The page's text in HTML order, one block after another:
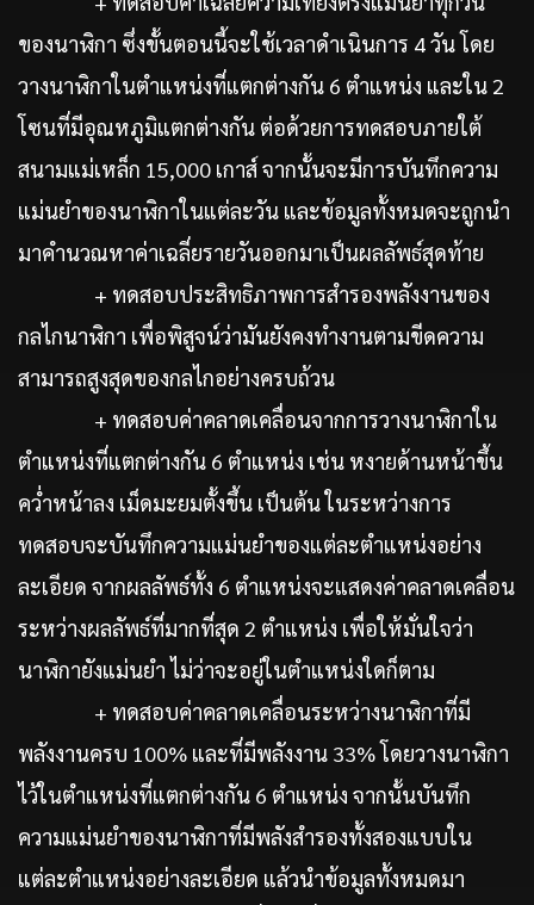
ของนาฬิกา ซึ่งขั้นตอนนี้จะใช้เวลาดำเนินการ 4 วัน โดย
วางนาฬิกาในตำแหน่งที่แตกต่างกัน 6 ตำแหน่ง และใน 2
โซนที่มีอุณหภูมิแตกต่างกัน ต่อด้วยการทดสอบภายใต้
สนามแม่เหล็ก 15,000 เกาส์ จากนั้นจะมีการบันทึกความ
แม่นยำของนาฬิกาในแต่ละวัน และข้อมูลทั้งหมดจะถูกนำ
มาคำนวณหาค่าเฉลี่ยรายวันออกมาเป็นผลลัพธ์สุดท้าย
+ ทดสอบประสิทธิภาพการสำรองพลังงานของ
กลไกนาฬิกา เพื่อพิสูจน์ว่ามันยังคงทำงานตามขีดความ
สามารถสูงสุดของกลไกอย่างครบถ้วน
+ ทดสอบค่าคลาดเคลื่อนจากการวางนาฬิกาใน
ตำแหน่งที่แตกต่างกัน 6 ตำแหน่ง เช่น หงายด้านหน้าขึ้น
คว่ำหน้าลง เม็ดมะยมตั้งขึ้น เป็นต้น ในระหว่างการ
ทดสอบจะบันทึกความแม่นยำของแต่ละตำแหน่งอย่าง
ละเอียด จากผลลัพธ์ทั้ง 6 ตำแหน่งจะแสดงค่าคลาดเคลื่อน
ระหว่างผลลัพธ์ที่มากที่สุด 2 ตำแหน่ง เพื่อให้มั่นใจว่า
นาฬิกายังแม่นยำ ไม่ว่าจะอยู่ในตำแหน่งใดก็ตาม
+ ทดสอบค่าคลาดเคลื่อนระหว่างนาฬิกาที่มี
พลังงานครบ 100% และที่มีพลังงาน 33% โดยวางนาฬิกา
ไว้ในตำแหน่งที่แตกต่างกัน 6 ตำแหน่ง จากนั้นบันทึก
ความแม่นยำของนาฬิกาที่มีพลังสำรองทั้งสองแบบใน
แต่ละตำแหน่งอย่างละเอียด แล้วนำข้อมูลทั้งหมดมา